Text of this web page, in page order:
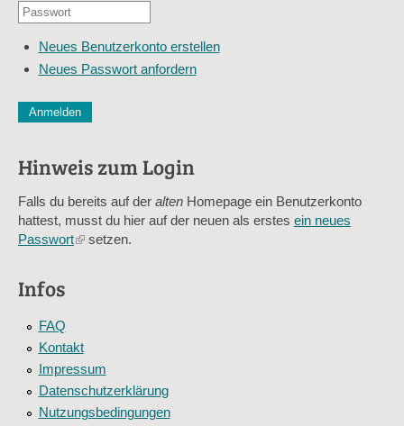
E-
Adresse
Passwort
Neues Benutzerkonto erstellen
Neues Passwort anfordern
Diese Sicherheitsfrage überprüft, ob Sie ein menschlicher
Sag mir nicht, wie viele Sternlein stehen
Hinweis zum Login
Falls du bereits auf der alten Homepage ein Benutzerkonto
hattest, musst du hier auf der neuen als erstes ein neues
Passwort(linksetzen.
Infos
FAQ
Kontakt
Impressum
Datenschutzerklärung
Nutzungsbedingungen